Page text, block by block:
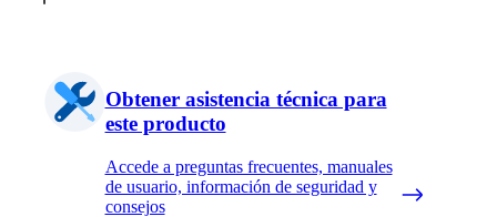
Obtener asistencia técnica para
este producto
Accede a preguntas frecuentes, manuales
de usuario, información de seguridad y
consejos